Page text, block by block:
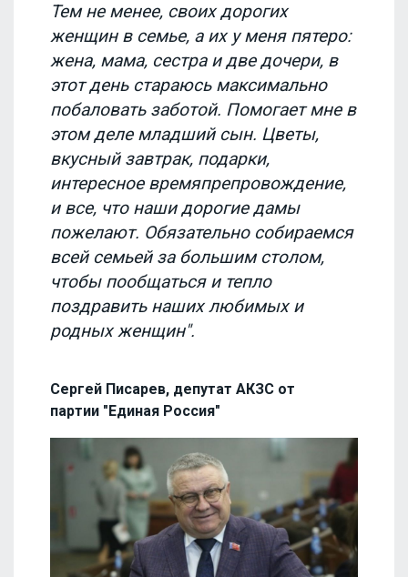
Тем не менее, своих дорогих
женщин в семье, а их у меня пятеро:
жена, мама, сестра и две дочери, в
этот день стараюсь максимально
побаловать заботой. Помогает мне в
этом деле младший сын. Цветы,
вкусный завтрак, подарки,
интересное времяпрепровождение,
и все, что наши дорогие дамы
пожелают. Обязательно собираемся
всей семьей за большим столом,
чтобы пообщаться и тепло
поздравить наших любимых и
родных женщин".
Сергей Писарев, депутат АКЗС от
партии "Единая Россия"